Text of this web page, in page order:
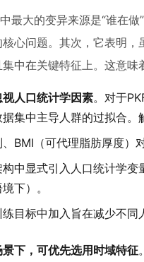
最大的变异来源是“谁在做
心问题。其次，它表明
中在关键特征上。这意味
人口统计学因素。对于
集中主导人群的过拟合。
BMI（可代理脂肪厚度）
构中显式引入人口统计学
下）。
练目标中加入旨在减少不
下，可优先选用时域特征